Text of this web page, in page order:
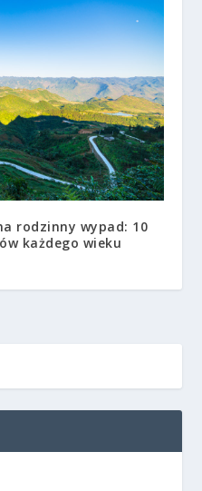
rodzinny wypad: 10
każdego wieku